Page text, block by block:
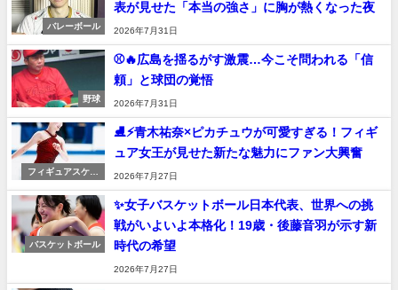
バレーボール
表が見せた「本当の強さ」に胸が熱くなった夜
2026年7月31日
野球
⚾🔥広島を揺るがす激震…今こそ問われる「信
頼」と球団の覚悟
2026年7月31日
フィギュアスケー
⛸️⚡青木祐奈×ピカチュウが可愛すぎる！フィギ
ュア女王が見せた新たな魅力にファン大興奮
2026年7月27日
バスケットボール
✨女子バスケットボール日本代表、世界への挑
戦がいよいよ本格化！19歳・後藤音羽が示す新
時代の希望
2026年7月27日